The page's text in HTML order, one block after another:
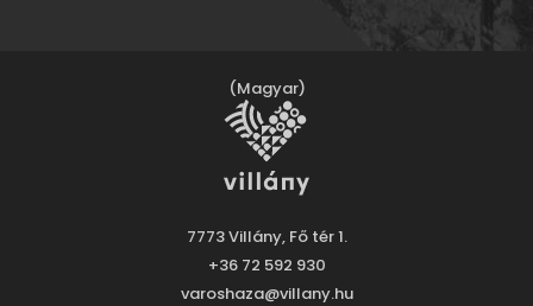
(Magyar)
7773 Villány, Fő tér 1.
+36 72 592 930
varoshaza@villany.hu